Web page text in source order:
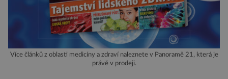
Více článků z oblasti medicíny a zdraví naleznete v Panoramě 21, která je
právě v prodeji.